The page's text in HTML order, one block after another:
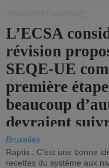
L’ECSA
révision
SEQE-UE
première
beaucoup
devraient
Bruxelles
Raptis : C’est une bonne
recettes du système aux